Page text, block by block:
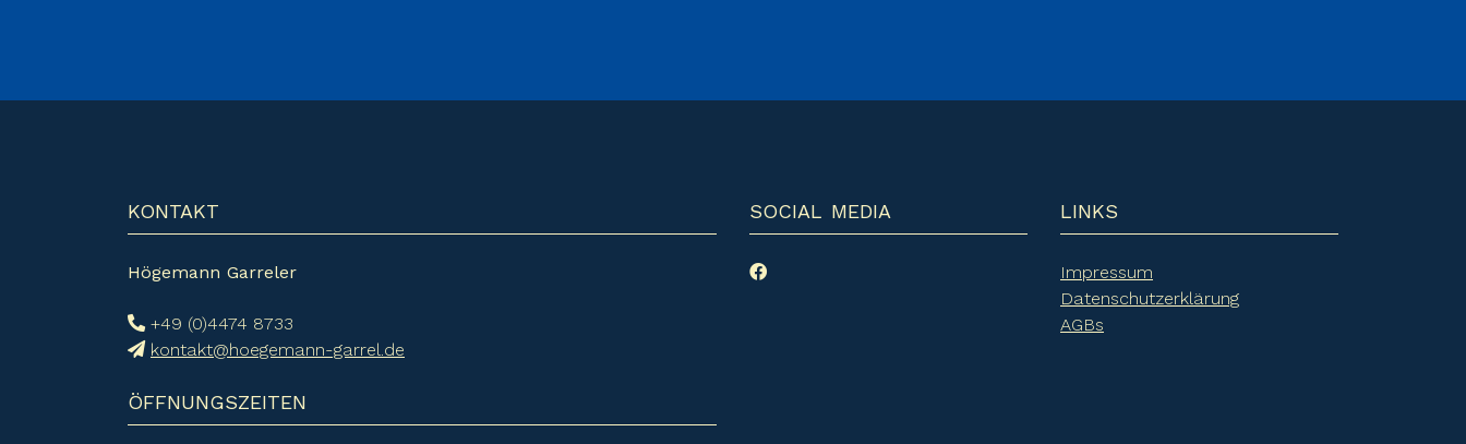
KONTAKT
Högemann Garreler
+49 (0)4474 8733
kontakt@hoegemann-garrel.de
ÖFFNUNGSZEITEN
SOCIAL MEDIA LINKS
Impressum
Datenschutzerklärung
AGBs